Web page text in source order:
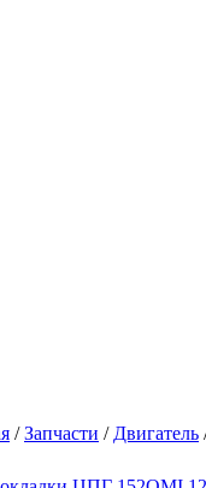
/Запчасти / Двигатель